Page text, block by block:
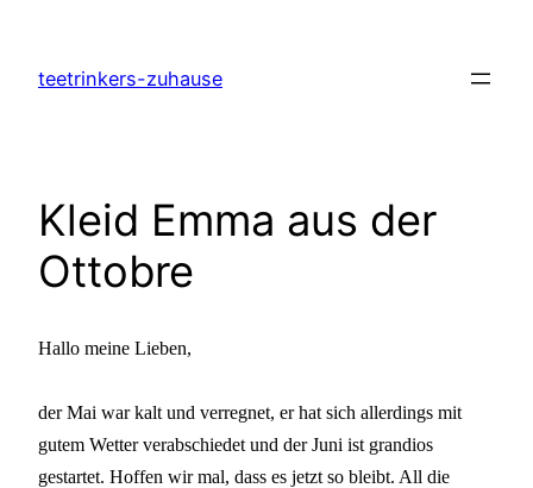
springen
teetrinkers-zuhause
Kleid Emma aus der
Ottobre
Hallo meine Lieben,
der Mai war kalt und verregnet, er hat sich allerdings mit
gutem Wetter verabschiedet und der Juni ist grandios
gestartet. Hoffen wir mal, dass es jetzt so bleibt. All die